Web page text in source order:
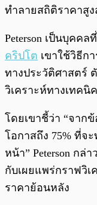
ทำลายสถิติราคาสู
Peterson เป็นบุคค
คริปโต เขาใช้วิธีก
ทางประวัติศาสตร์
วิเคราะห์ทางเทค
โดยเขาชี้ว่า “จาก
โอกาสถึง 75% ที่จ
หน้า” Peterson ก
กับเผยแพร่กราฟวิ
ราคาย้อนหลัง